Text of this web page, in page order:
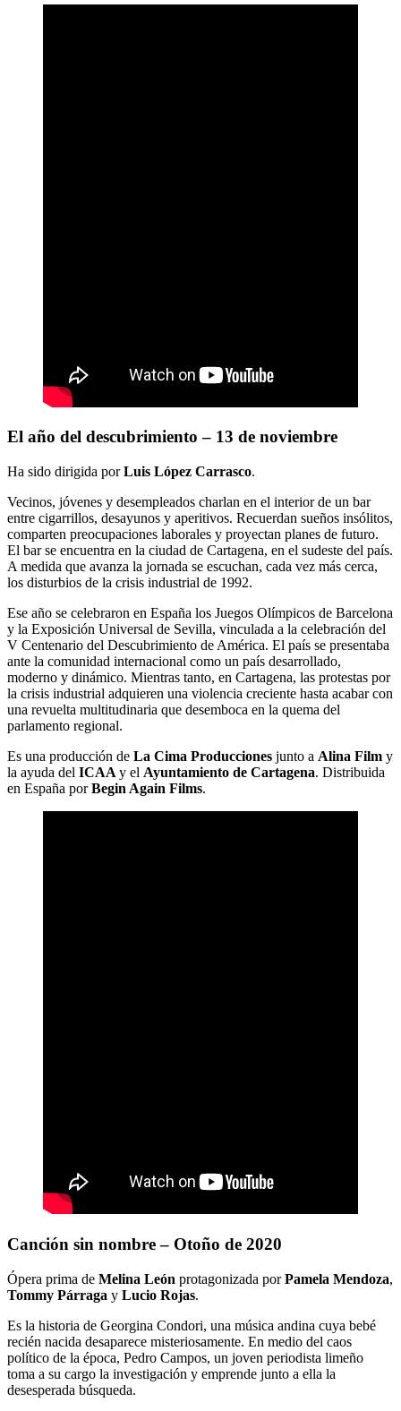
El año del descubrimiento – 13 de noviembre
Ha sido dirigida porLuis López Carrasco.
Vecinos, jóvenes y desempleados charlan en el interior de un bar
entre cigarrillos, desayunos y aperitivos. Recuerdan sueños insólitos,
comparten preocupaciones laborales y proyectan planes de futuro.
El bar se encuentra en la ciudad de Cartagena, en el sudeste del país.
A medida que avanza la jornada se escuchan, cada vez más cerca,
los disturbios de la crisis industrial de 1992.
Ese año se celebraron en España los Juegos Olímpicos de Barcelona
y la Exposición Universal de Sevilla, vinculada a la celebración del
V Centenario del Descubrimiento de América. El país se presentaba
ante la comunidad internacional como un país desarrollado,
moderno y dinámico. Mientras tanto, en Cartagena, las protestas por
la crisis industrial adquieren una violencia creciente hasta acabar con
una revuelta multitudinaria que desemboca en la quema del
parlamento regional.
Es una producción de La Cima Producciones junto a Alina Film y
la ayuda del ICAA y el Ayuntamiento de Cartagena. Distribuida
en España porBegin Again Films.
Canción sin nombre – Otoño de 2020
Ópera prima de Melina León protagonizada porPamela Mendoza,
Tommy Párraga y Lucio Rojas.
Es la historia de Georgina Condori, una música andina cuya bebé
recién nacida desaparece misteriosamente. En medio del caos
político de la época, Pedro Campos, un joven periodista limeño
toma a su cargo la investigación y emprende junto a ella la
desesperada búsqueda.